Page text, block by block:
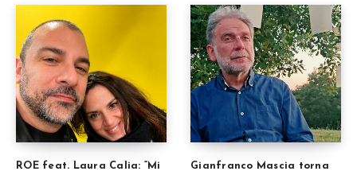
ROE feat. Laura Calia: “Mi
Gianfranco Mascia torna